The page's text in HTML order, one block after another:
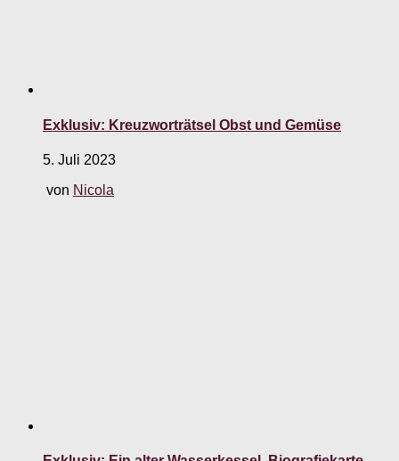
Exklusiv: Kreuzworträtsel Obst und Gemüse
5. Juli 2023
von Nicola